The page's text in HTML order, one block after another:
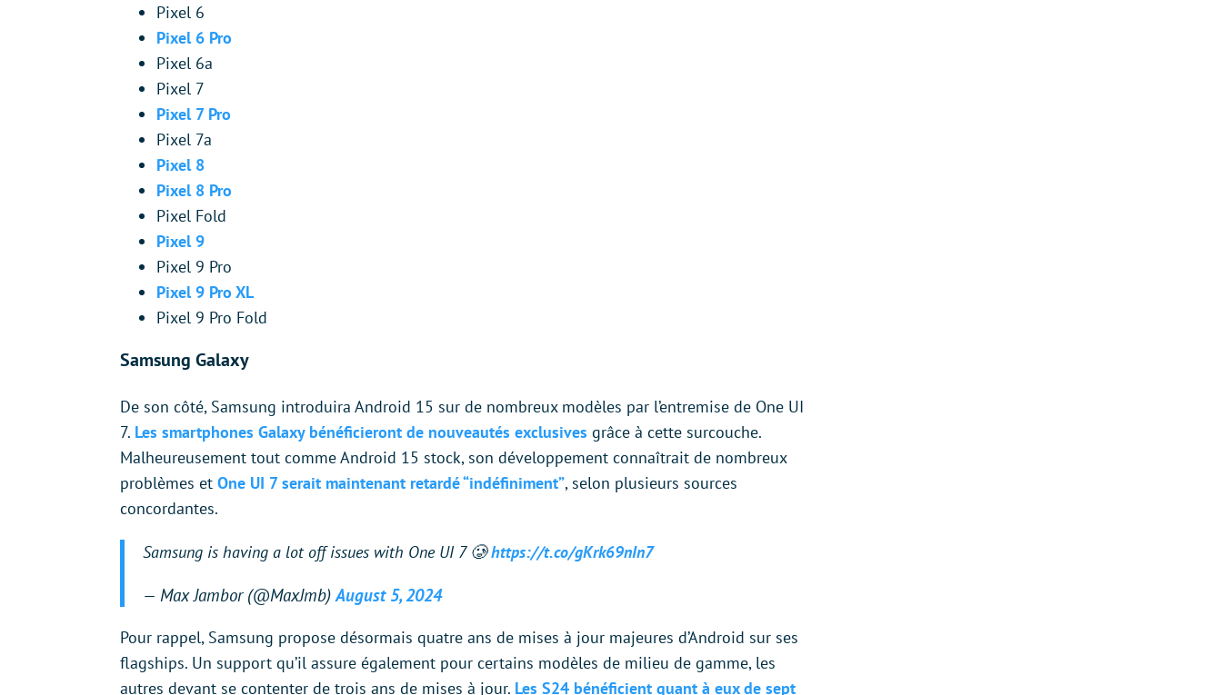
Pixel 6
Pixel 6 Pro
Pixel 6a
Pixel 7
Pixel 7 Pro
Pixel 7a
Pixel 8
Pixel 8 Pro
Pixel Fold
Pixel 9
Pixel 9 Pro
Pixel 9 Pro XL
Pixel 9 Pro Fold
Samsung Galaxy
De son côté, Samsung introduira Android 15 sur de nombreux modèles par l’entremise de One UI
7. Les smartphones Galaxy bénéficieront de nouveautés exclusives grâce à cette surcouche.
Malheureusement tout comme Android 15 stock, son développement connaîtrait de nombreux
problèmes et One UI 7 serait maintenant retardé “indéfiniment”, selon plusieurs sources
concordantes.
Samsung is having a lot off issues with One UI 7 🥲https://t.co/gKrk69nIn7
— Max Jambor (@MaxJmb) August 5, 2024
Pour rappel, Samsung propose désormais quatre ans de mises à jour majeures d’Android sur ses
flagships. Un support qu’il assure également pour certains modèles de milieu de gamme, les
autres devant se contenter de trois ans de mises à jour. Les S24 bénéficient quant à eux de sept